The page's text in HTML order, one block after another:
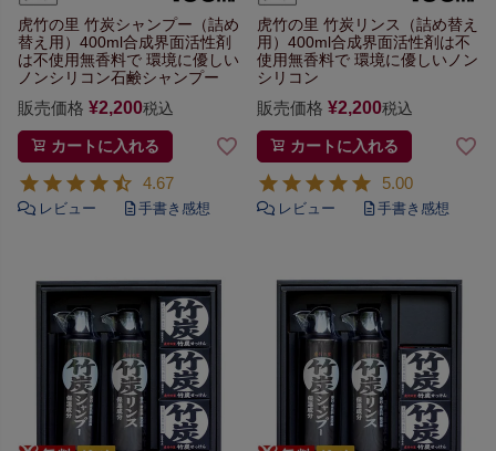
虎竹の里 竹炭シャンプー（詰め
替え用）400ml合成界面活性剤
は不使用無香料で 環境に優しい
ノンシリコン石鹸シャンプー
販売価格 ¥2,200税込
カートに入れる
4.67
虎竹の里 竹炭リンス（詰め替え
用）400ml合成界面活性剤は不
使用無香料で 環境に優しいノン
シリコン
販売価格 ¥2,200税込
カートに入れる
5.00